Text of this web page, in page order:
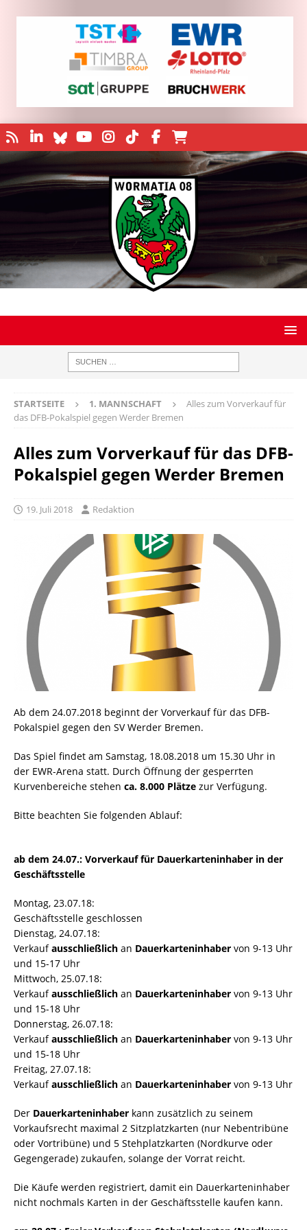
STARTSEITE 1. MANNSCHAFT
Alles zum Vorverkauf für
das DFB-Pokalspiel gegen Werder Bremen
Alles zum Vorverkauf für das DFB-
Pokalspiel gegen Werder Bremen
19. Juli 2018 Redaktion
Ab dem 24.07.2018 beginnt der Vorverkauf für das DFB-
Pokalspiel gegen den SV Werder Bremen.
Das Spiel findet am Samstag, 18.08.2018 um 15.30 Uhr in
der EWR-Arena statt. Durch Öffnung der gesperrten
Kurvenbereiche stehen ca. 8.000 Plätze zur Verfügung.
Bitte beachten Sie folgenden Ablauf:
ab dem 24.07.: Vorverkauf für Dauerkarteninhaber in der
Geschäftsstelle
Montag, 23.07.18:
Geschäftsstelle geschlossen
Dienstag, 24.07.18:
Verkaufausschließlich an Dauerkarteninhaber von 9-13 Uhr
und 15-17 Uhr
Mittwoch, 25.07.18:
Verkaufausschließlich an Dauerkarteninhaber von 9-13 Uhr
und 15-18 Uhr
Donnerstag, 26.07.18:
Verkaufausschließlich an Dauerkarteninhaber von 9-13 Uhr
und 15-18 Uhr
Freitag, 27.07.18:
Verkaufausschließlich an Dauerkarteninhaber von 9-13 Uhr
Der Dauerkarteninhaber kann zusätzlich zu seinem
Vorkaufsrecht maximal 2 Sitzplatzkarten (nur Nebentribüne
oder Vortribüne) und 5 Stehplatzkarten (Nordkurve oder
Gegengerade) zukaufen, solange der Vorrat reicht.
Die Käufe werden registriert, damit ein Dauerkarteninhaber
nicht nochmals Karten in der Geschäftsstelle kaufen kann.